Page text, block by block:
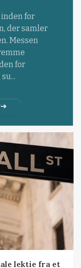
for
der samler
Messen
for
lektie fra et